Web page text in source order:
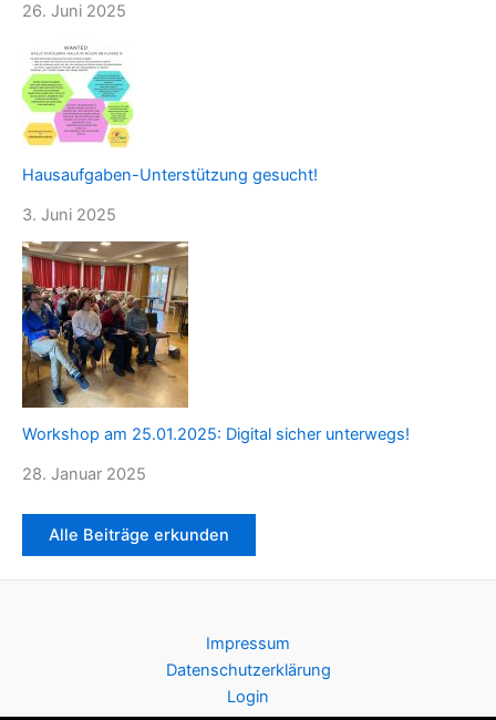
26. Juni 2025
Hausaufgaben-Unterstützung gesucht!
3. Juni 2025
Workshop am 25.01.2025: Digital sicher unterwegs!
28. Januar 2025
Alle Beiträge erkunden
Impressum
Datenschutzerklärung
Login